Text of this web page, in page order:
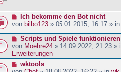
a
g
e
t
r
a
g
e
B
e
t
r
a
g
N
e
e
r
B
e
Ich bekomme den Bot nicht
von bilbo123 » 05.01.2015, 16:17 » in
N
e
u
e
Scripts und Spiele
von Moehre24 » 14.09.2022, 21:23 »
Erweiterungen
Nwktools